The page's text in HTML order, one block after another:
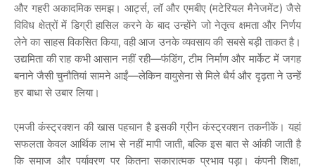
और गहरी अकादमिक समझ। आर्ट्स, लॉ और एमबीए (मटेरियल मैनेजमेंट) जैसे
विविध क्षेत्रों में डिग्री हासिल करने के बाद उन्होंने जो नेतृत्व क्षमता और निर्णय
लेने का साहस विकसित किया, वही आज उनके व्यवसाय की सबसे बड़ी ताकत है।
उद्यमिता की राह कभी आसान नहीं रही—फंडिंग, टीम निर्माण और मार्केट में जगह
बनाने जैसी चुनौतियां सामने आईं—लेकिन वायुसेना से मिले धैर्य और दृढ़ता ने उन्हें
हर बाधा से उबार लिया।
एमजी कंस्ट्रक्शन की खास पहचान है इसकी ग्रीन कंस्ट्रक्शन तकनीकें। यहां
सफलता केवल आर्थिक लाभ से नहीं मापी जाती, बल्कि इस बात से आंकी जाती है
कि समाज और पर्यावरण पर कितना सकारात्मक प्रभाव पड़ा। कंपनी शिक्षा,